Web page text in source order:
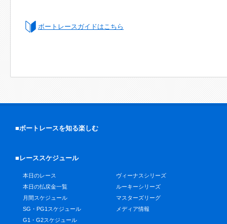
ボートレースガイドはこちら
■ボートレースを知る楽しむ
■レーススケジュール
本日のレース
本日の払戻金一覧
月間スケジュール
SG・PG1スケジュール
G1・G2スケジュール
ヴィーナスシリーズ
ルーキーシリーズ
マスターズリーグ
メディア情報